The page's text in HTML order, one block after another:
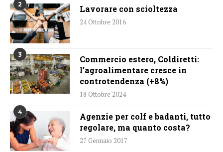
2 Lavorare con scioltezza
24 Ottobre 2016
3
Commercio estero, Coldiretti:
l’agroalimentare cresce in
controtendenza (+8%)
18 Ottobre 2024
4
Agenzie per colf e badanti, tutto
regolare, ma quanto costa?
27 Gennaio 2017